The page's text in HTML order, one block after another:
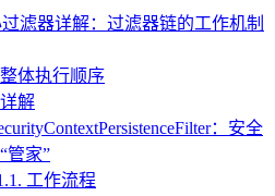
过滤器详解：过滤器链的工作机制
体执行顺序
解
：安全
管家”
工作流程